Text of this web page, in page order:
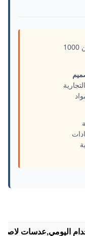
مخزون ضخم يضم أكثر من 1000
اليومي,عدسات لاصقة